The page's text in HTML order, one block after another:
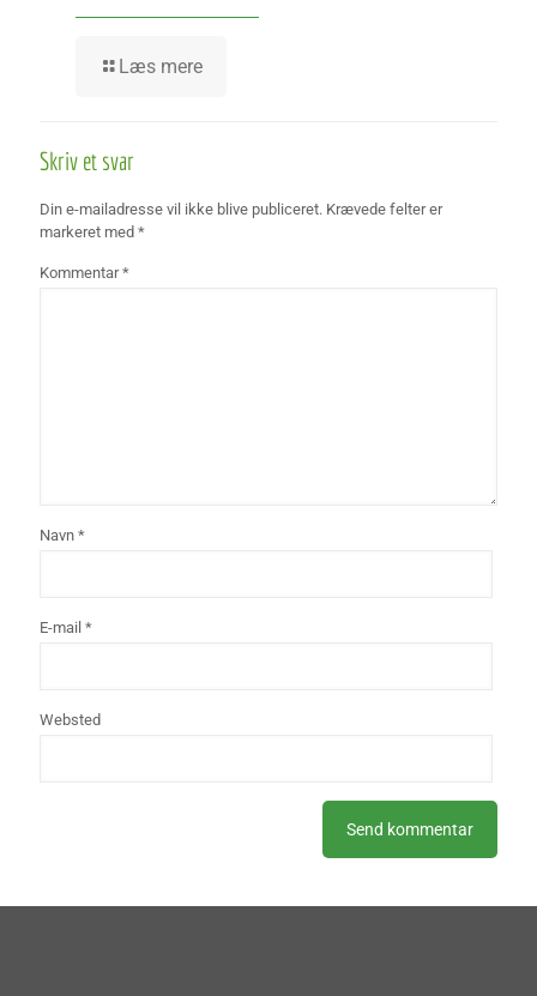
Læs mere
Skriv et svar
Din e-mailadresse vil ikke blive publiceret. Krævede felter er
markeret med *
Kommentar*
Navn *
E-mail *
Websted